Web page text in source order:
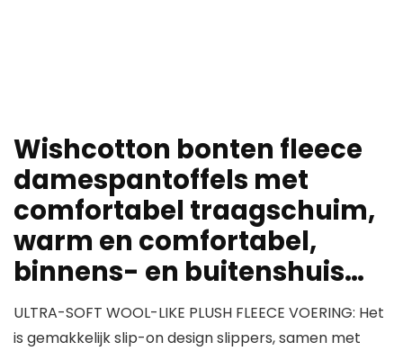
Wishcotton bonten fleece
damespantoffels met
comfortabel traagschuim,
warm en comfortabel,
binnens- en buitenshuis…
ULTRA-SOFT WOOL-LIKE PLUSH FLEECE VOERING: Het
is gemakkelijk slip-on design slippers, samen met